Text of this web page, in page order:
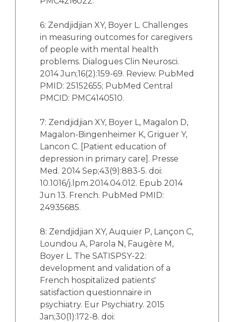
6: Zendjidjian XY, Boyer L. Challenges
in measuring outcomes for caregivers
of people with mental health
problems. Dialogues Clin Neurosci.
2014 Jun;16(2):159-69. Review. PubMed
PMID: 25152655; PubMed Central
PMCID: PMC4140510.
7: Zendjidjian XY, Boyer L, Magalon D,
Magalon-Bingenheimer K, Griguer Y,
Lancon C. [Patient education of
depression in primary care]. Presse
Med. 2014 Sep;43(9):883-5. doi:
10.1016/j.lpm.2014.04.012. Epub 2014
Jun 13. French. PubMed PMID:
24935685.
8: Zendjidjian XY, Auquier P, Lançon C,
Loundou A, Parola N, Faugère M,
Boyer L. The SATISPSY-22:
development and validation of a
French hospitalized patients'
satisfaction questionnaire in
psychiatry. Eur Psychiatry. 2015
Jan;30(1):172-8. doi: